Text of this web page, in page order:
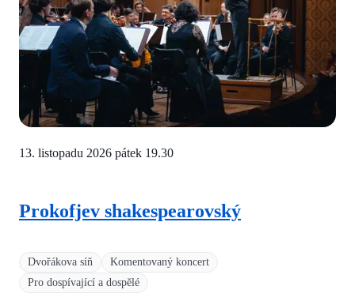
Dvořákova síň
Komentovaný koncert
Pro dospívající a dospělé
Prokofjev shakespearovský
13. listopadu 2026 pátek 19.30